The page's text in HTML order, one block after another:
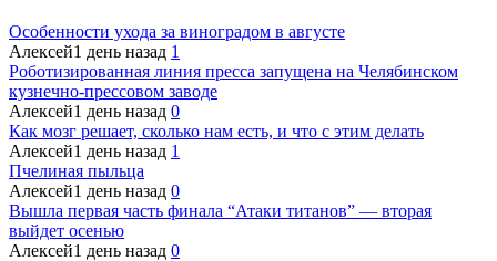
Особенности ухода за виноградом в августе
Алексей1 день назад 1
Роботизированная линия пресса запущена на Челябинском
кузнечно-прессовом заводе
Алексей1 день назад 0
Как мозг решает, сколько нам есть, и что с этим делать
Алексей1 день назад 1
Пчелиная пыльца
Алексей1 день назад 0
Вышла первая часть финала “Атаки титанов” — вторая
выйдет осенью
Алексей1 день назад 0